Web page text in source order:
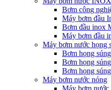
Bơm công
Máy bơm đầu
Bơm đầu inox
Máy bơm đầu
Máy bơm nước họng
Bơm họng
Bơm họng
Bơm họng
Máy bơm nước nóng
Máy bơm nước